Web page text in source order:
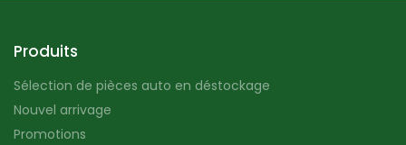
Produits
Sélection de pièces auto en déstockage
Nouvel arrivage
Promotions